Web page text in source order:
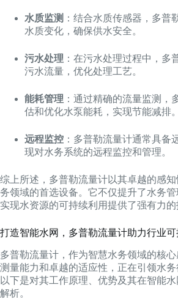
水质监测 ：结合水质传感器，多普
水质变化，确保供水安全。
污水处理 ：在污水处理过程中，多
污水流量，优化处理工艺。
能耗管理 ：通过精确的流量监测，
估和优化水泵能耗，实现节能减排。
远程监控 ：多普勒流量计通常具备
现对水务系统的远程监控和管理。
综上所述，多普勒流量计以其卓越的感
务领域的首选设备。它不仅提升了水务
实现水资源的可持续利用提供了强有力的
打造智能水网，多普勒流量计助力行业
多普勒流量计，作为智慧水务领域的核
测量能力和卓越的适应性，正在引领水务
以下是对其工作原理、优势及其在智能
解析。